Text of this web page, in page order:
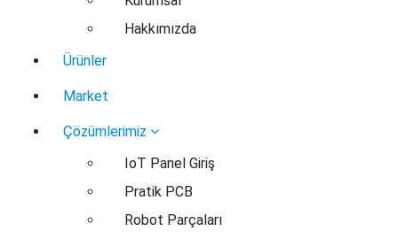
Hakkımızda
Ürünler
Market
Çözümlerimiz
IoT Panel Giriş
Pratik PCB
Robot Parçaları